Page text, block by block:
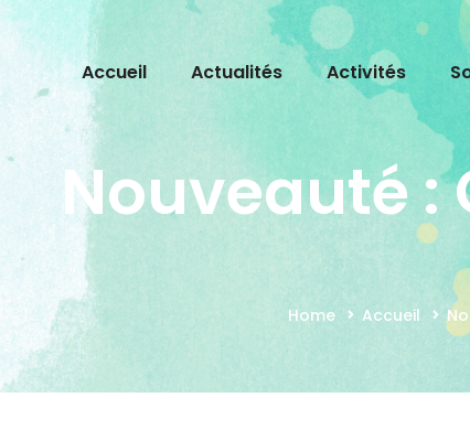
Accueil Actualités Activités
Nouveauté
Home Accueil